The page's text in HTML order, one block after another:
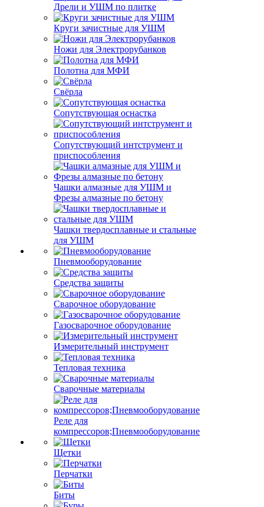
Дрели и УШМ по плитке
Круги зачистные для УШМ
Ножи для Электрорубанков
Полотна для МФИ
Свёрла
Сопутствующая оснастка
Сопутствующий интструмент и
приспособления
Чашки алмазные для УШМ и
Фрезы алмазные по бетону
Чашки твердосплавные и стальные
для УШМ
Пневмооборудование
Средства защиты
Сварочное оборудование
Газосварочное оборудование
Измерительный инструмент
Тепловая техника
Сварочные материалы
Реле для
компрессоров;Пневмооборудование
Щетки
Перчатки
Биты